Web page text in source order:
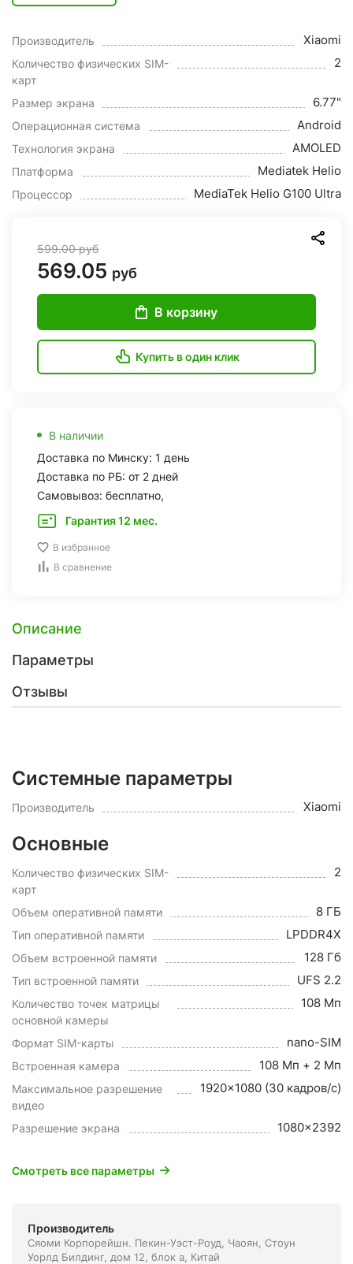
Производитель Xiaomi
Количество физических SIM-
карт
2
Размер экрана 6.77"
Операционная система Android
Технология экрана AMOLED
Платформа Mediatek Helio
Процессор MediaTek Helio G100 Ultra
599.00руб
569.05 руб
В корзину
Купить в один клик
В наличии
Доставка по Минску: 1 день
Доставка по РБ: от 2 дней
Самовывоз: бесплатно,
Гарантия 12 мес.
В избранное
В сравнение
Описание
Параметры
Отзывы
Системные параметры
Производитель Xiaomi
Основные
Количество физических SIM-
карт
2
Объем оперативной памяти 8 ГБ
Тип оперативной памяти LPDDR4X
Объем встроенной памяти 128 Гб
Тип встроенной памяти UFS 2.2
Количество точек матрицы
основной камеры
108 Мп
Формат SIM-карты nano-SIM
Встроенная камера 108 Мп + 2 Мп
Максимальное разрешение
видео
1920x1080 (30 кадров/с)
Разрешение экрана 1080x2392
Смотреть все параметры
Производитель
Сяоми Корпорейшн. Пекин-Уэст-Роуд, Чаоян, Стоун
Уорлд Билдинг, дом 12, блок а, Китай